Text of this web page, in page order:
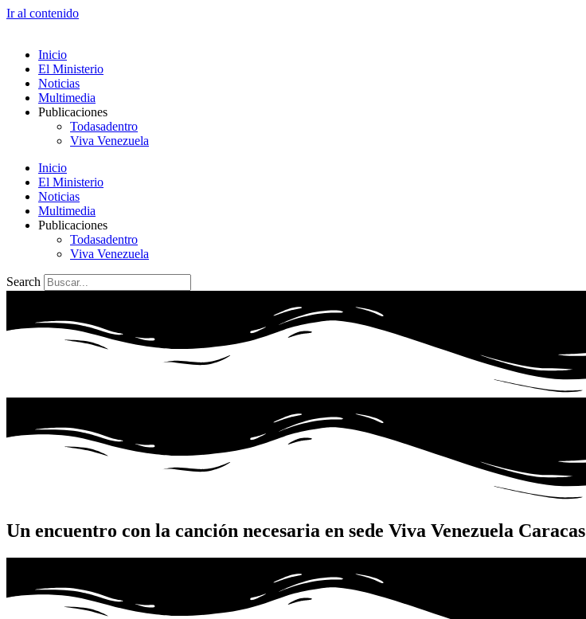
Ir al contenido
Inicio
El Ministerio
Noticias
Multimedia
Publicaciones
Todasadentro
Viva Venezuela
Inicio
El Ministerio
Noticias
Multimedia
Publicaciones
Todasadentro
Viva Venezuela
Search
Un encuentro con la canción necesaria en sede Viva Venezuela Caracas